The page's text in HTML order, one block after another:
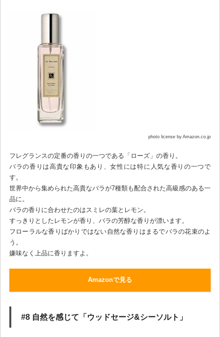
photo license by Amazon.co.jp
フレグランスの定番の香りの一つである「ローズ」の香り。
バラの香りは高貴な印象もあり、女性には特に人気な香りの一つで
す。
世界中から集められた高貴なバラが7種類も配合された高級感のある一
品に。
バラの香りに合わせたのはスミレの葉とレモン。
すっきりとしたレモンが香り、バラの芳醇な香りが漂います。
フローラルな香りばかりではない自然な香りはまるでバラの花束のよ
う。
嫌味なく上品に香りますよ。
Amazonで見る
#8 自然を感じて「ウッドセージ&シーソルト」